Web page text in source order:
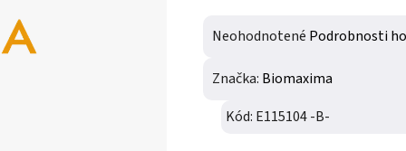
Priemerné hodnotenie
Neohodnotené Podrobnosti
Značka: Biomaxima
Kód: E115104 -B-